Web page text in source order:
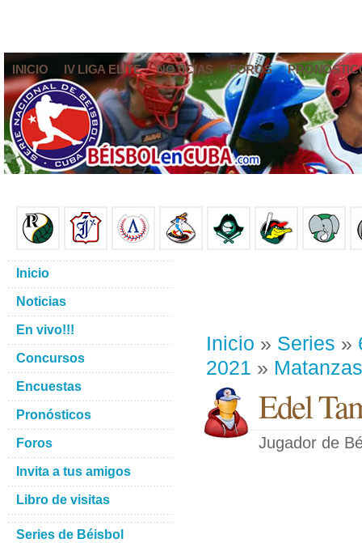
INICIO IV LIGA ELITE NOTICIAS FOROS
Inicio » Series »
2021 » Matanzas
Edel
Jugador de
Inicio
Noticias
En vivo!!!
Concursos
Encuestas
Pronósticos
Foros
Invita a tus amigos
Libro de visitas
Series de Béisbol